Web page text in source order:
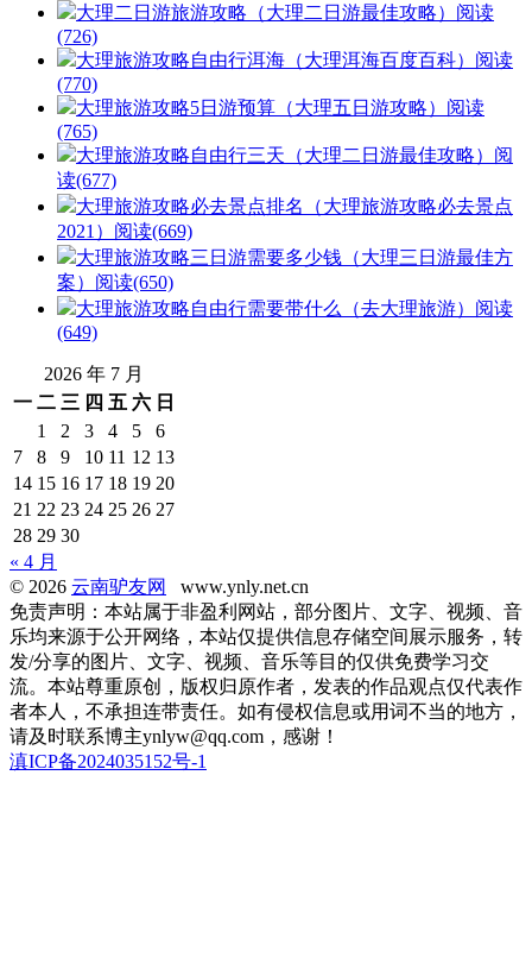
大理二日游旅游攻略（大理二日游最佳攻略） 阅读
(726)
大理旅游攻略自由行洱海（大理洱海百度百科） 阅读
(770)
大理旅游攻略5日游预算（大理五日游攻略） 阅读
(765)
大理旅游攻略自由行三天（大理二日游最佳攻略） 阅
读(677)
大理旅游攻略必去景点排名（大理旅游攻略必去景点
2021） 阅读(669)
大理旅游攻略三日游需要多少钱（大理三日游最佳方
案） 阅读(650)
大理旅游攻略自由行需要带什么（去大理旅游） 阅读
(649)
2026 年 7 月
一 二 三 四 五 六 日
1
2 3 4 5
6
7
8 9 10 11 12 13
14 15 16 17 18 19 20
21 22 23 24 25 26 27
28 29 30
« 4 月
© 2026 云南驴友网
www.ynly.net.cn
免责声明：本站属于非盈利网站，部分图片、文字、视频、音
乐均来源于公开网络，本站仅提供信息存储空间展示服务，转
发/分享的图片、文字、视频、音乐等目的仅供免费学习交
流。本站尊重原创，版权归原作者，发表的作品观点仅代表作
者本人，不承担连带责任。如有侵权信息或用词不当的地方，
请及时联系博主ynlyw@qq.com，感谢！
滇ICP备2024035152号-1